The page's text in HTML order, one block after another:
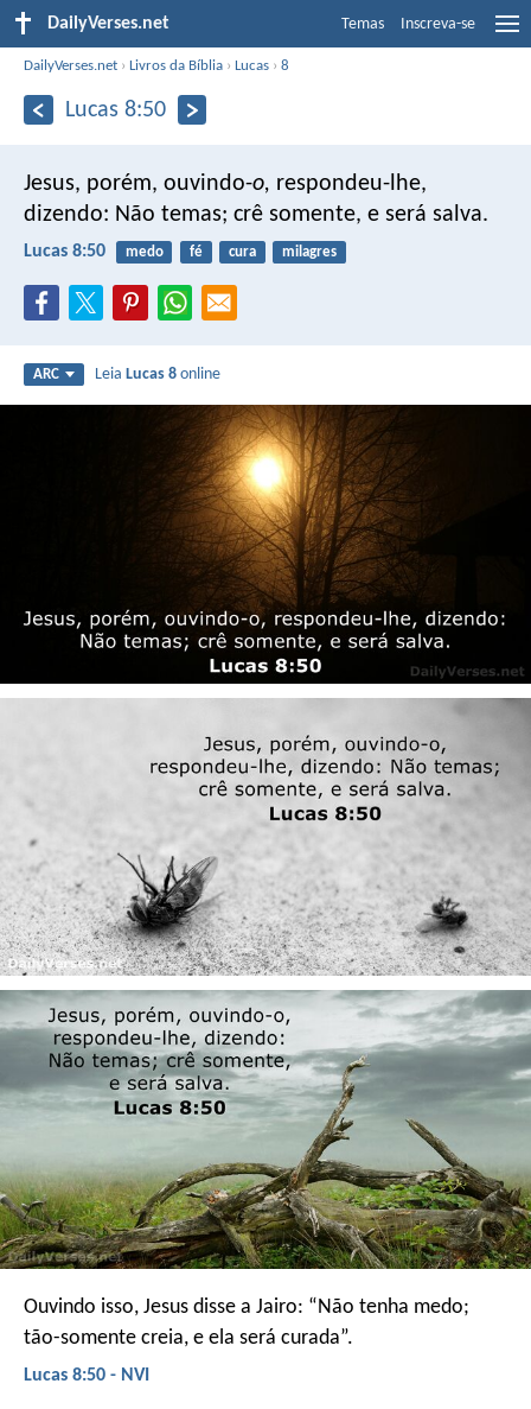
DailyVerses.net Temas Inscreva-se
DailyVerses.net ›Livros da Bíblia ›Lucas ›8
Lucas 8:50
Jesus, porém, ouvindo-o, respondeu-lhe,
dizendo: Não temas; crê somente, e será salva.
Lucas 8:50 medo fé cura milagres
ARC LeiaLucas 8 online
Ouvindo isso, Jesus disse a Jairo: “Não tenha medo;
tão-somente creia, e ela será curada”.
Lucas 8:50 - NVI